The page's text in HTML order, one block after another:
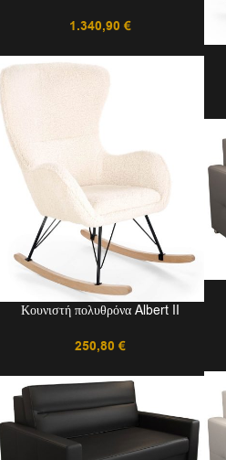
1.340,90 €
Κουνιστή πολυθρόνα Albert II
250,80 €